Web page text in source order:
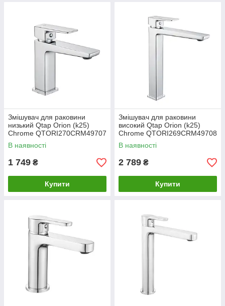
Змішувач для раковини
низький Qtap Orion (k25)
Chrome QTORI270CRM49707
В наявності
1 749 ₴
Купити
Змішувач для раковини
високий Qtap Orion (k25)
Chrome QTORI269CRM49708
В наявності
2 789 ₴
Купити